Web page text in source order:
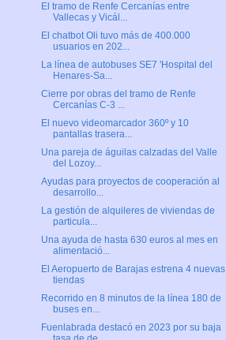
El tramo de Renfe Cercanías entre
Vallecas y Vicál...
El chatbot Oli tuvo más de 400.000
usuarios en 202...
La línea de autobuses SE7 'Hospital del
Henares-Sa...
Cierre por obras del tramo de Renfe
Cercanías C-3 ...
El nuevo videomarcador 360º y 10
pantallas trasera...
Una pareja de águilas calzadas del Valle
del Lozoy...
Ayudas para proyectos de cooperación al
desarrollo...
La gestión de alquileres de viviendas de
particula...
Una ayuda de hasta 630 euros al mes en
alimentació...
El Aeropuerto de Barajas estrena 4 nuevas
tiendas
Recorrido en 8 minutos de la línea 180 de
buses en...
Fuenlabrada destacó en 2023 por su baja